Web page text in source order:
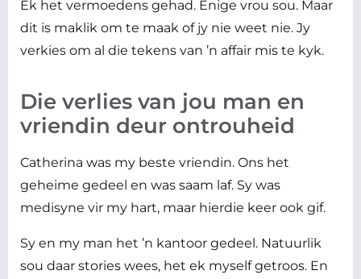
Ek het vermoedens gehad. Enige vrou sou. Maar
dit is maklik om te maak of jy nie weet nie. Jy
verkies om al die tekens van ’n affair mis te kyk.
Die verlies van jou man en
vriendin deur ontrouheid
Catherina was my beste vriendin. Ons het
geheime gedeel en was saam laf. Sy was
medisyne vir my hart, maar hierdie keer ook gif.
Sy en my man het ’n kantoor gedeel. Natuurlik
sou daar stories wees, het ek myself getroos. En